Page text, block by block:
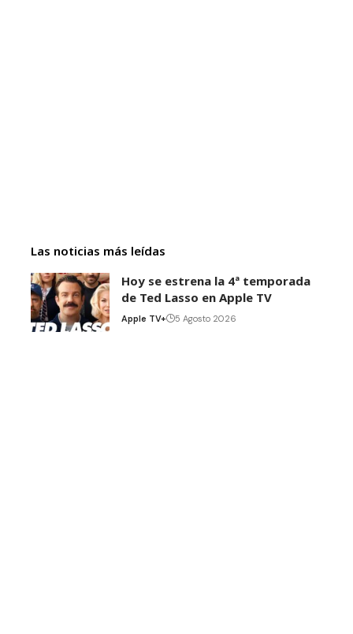
Las noticias más leídas
Hoy se estrena la 4ª temporada
de Ted Lasso en Apple TV
Apple TV+ 5 Agosto 2026